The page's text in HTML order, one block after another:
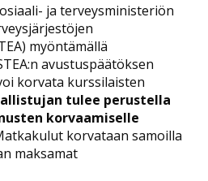
ja terveysministeriön
myöntämällä
avustuspäätöksen
korvata kurssilaisten
tulee perustella
korvaamiselle
korvataan samoilla
maksamat